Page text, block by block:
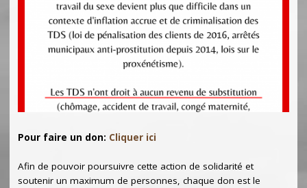
Pour faire un don: Cliquer ici
Afin de pouvoir poursuivre cette action de solidarité et
soutenir un maximum de personnes, chaque don est le